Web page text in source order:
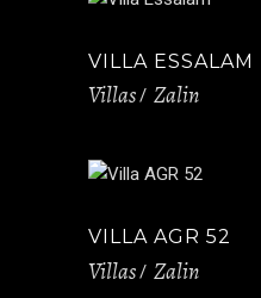
VILLA ESSALAM
Villas Zalin
VILLA AGR 52
Villas Zalin